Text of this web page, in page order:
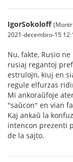
IgorSokoloff
2021-decembro-15
Nu, fakte, Rusio
rusiaj regantoj
estrulojn, kiuj en
regule elfurzas
Mi ankoraŭfoje
"saŭcon" en vian
Kaj ankaŭ la
intencon prezenti
de la sajto.